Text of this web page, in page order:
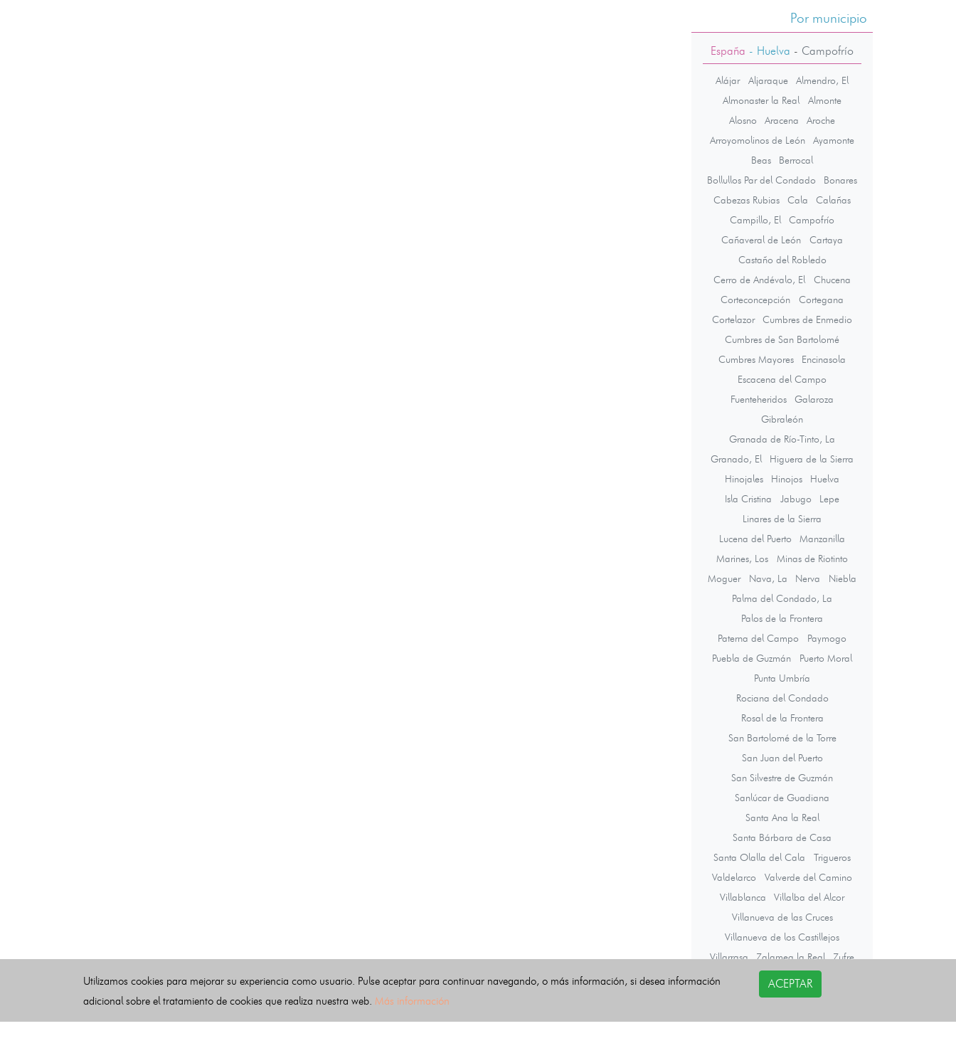
Por municipio
España - Huelva - Campofrío
Alájar Aljaraque
Almendro, El
Almonaster la Real
Almonte
Alosno
Aracena
Aroche
Arroyomolinos de León
Ayamonte
Beas
Berrocal
Bollullos Par del Condado
Bonares
Cabezas Rubias
Cala
Calañas
Campillo, El
Campofrío
Cañaveral de León
Cartaya
Castaño del Robledo
Cerro de Andévalo, El
Chucena
Corteconcepción
Cortegana
Cortelazor
Cumbres de Enmedio
Cumbres de San Bartolomé
Cumbres Mayores
Encinasola
Escacena del Campo
Fuenteheridos
Galaroza
Gibraleón
Granada de Río-Tinto, La
Granado, El
Higuera de la Sierra
Hinojales
Hinojos
Huelva
Isla Cristina
Jabugo
Lepe
Linares de la Sierra
Lucena del Puerto
Manzanilla
Marines, Los
Minas de Riotinto
Moguer
Nava, La Nerva
Niebla
Palma del Condado, La
Palos de la Frontera
Paterna del Campo
Paymogo
Puebla de Guzmán
Puerto Moral
Punta Umbría
Rociana del Condado
Rosal de la Frontera
San Bartolomé de la Torre
San Juan del Puerto
San Silvestre de Guzmán
Sanlúcar de Guadiana
Santa Ana la Real
Santa Bárbara de Casa
Santa Olalla del Cala
Trigueros
Valdelarco
Valverde del Camino
Villablanca
Villalba del Alcor
Villanueva de las Cruces
Villanueva de los Castillejos
Villarrasa
Zalamea la Real Zufre
Utilizamos cookies para mejorar su experiencia como usuario. Pulse aceptar para continuar navegando, o más información, si desea información
adicional sobre el tratamiento de cookies que realiza nuestra web. Más información
ACEPTAR